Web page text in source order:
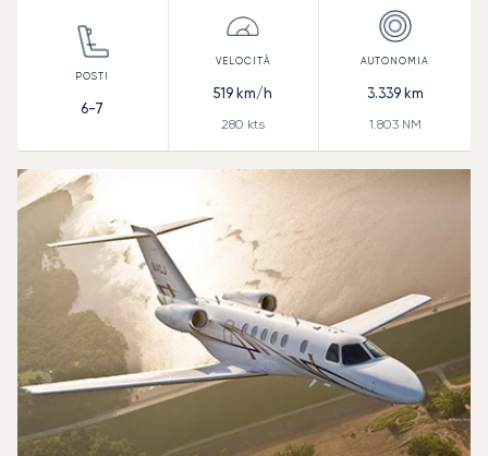
6-7
519 km/h
280 kts
3.339km
1.803NM